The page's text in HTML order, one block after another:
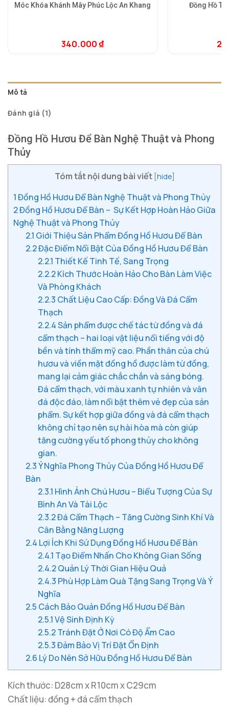
Móc Khóa Khánh Mây Phúc Lộc An Khang
340.000₫
Đồng Hồ
Mô tả
Đánh giá (1)
Đồng Hồ Hươu Để Bàn Nghệ Thuật và Phong
Thủy
Tóm tắt nội dung bài viết [hide]
1Đồng Hồ Hươu Để Bàn Nghệ Thuật và Phong Thủy
2Đồng Hồ Hươu Để Bàn – Sự Kết Hợp Hoàn Hảo Giữa
Nghệ Thuật và Phong Thủy
2.1 Giới Thiệu Sản Phẩm Đồng Hồ Hươu Để Bàn
2.2Đặc Điểm Nổi Bật Của Đồng Hồ Hươu Để Bàn
2.2.1 Thiết Kế Tinh Tế, Sang Trọng
2.2.2Kích Thước Hoàn Hảo Cho Bàn Làm Việc
Và Phòng Khách
2.2.3 Chất Liệu Cao Cấp: Đồng Và Đá Cẩm
Thạch
2.2.4Sản phẩm được chế tác từ đồng và đá
cẩm thạch – hai loại vật liệu nổi tiếng với độ
bền và tính thẩm mỹ cao. Phần thân của chú
hươu và viền mặt đồng hồ được làm từ đồng,
mang lại cảm giác chắc chắn và sáng bóng.
Đá cẩm thạch, với màu xanh tự nhiên và vân
đá độc đáo, làm nổi bật thêm vẻ đẹp của sản
phẩm. Sự kết hợp giữa đồng và đá cẩm thạch
không chỉ tạo nên sự hài hòa mà còn giúp
tăng cường yếu tố phong thủy cho không
gian.
2.3Ý Nghĩa Phong Thủy Của Đồng Hồ Hươu Để
Bàn
2.3.1 Hình Ảnh Chú Hươu – Biểu Tượng Của Sự
Bình An Và Tài Lộc
2.3.2Đá Cẩm Thạch – Tăng Cường Sinh Khí Và
Cân Bằng Năng Lượng
2.4 Lợi Ích Khi Sử Dụng Đồng Hồ Hươu Để Bàn
2.4.1 Tạo Điểm Nhấn Cho Không Gian Sống
2.4.2Quản Lý Thời Gian Hiệu Quả
2.4.3 Phù Hợp Làm Quà Tặng Sang Trọng Và Ý
Nghĩa
2.5 Cách Bảo Quản Đồng Hồ Hươu Để Bàn
2.5.1Vệ Sinh Định Kỳ
2.5.2Tránh Đặt Ở Nơi Có Độ Ẩm Cao
2.5.3Đảm Bảo Vị Trí Đặt Ổn Định
2.6 Lý Do Nên Sở Hữu Đồng Hồ Hươu Để Bàn
Kích thước: D28cm x R10cm x C29cm
Chất liệu: đồng + đá cẩm thạch